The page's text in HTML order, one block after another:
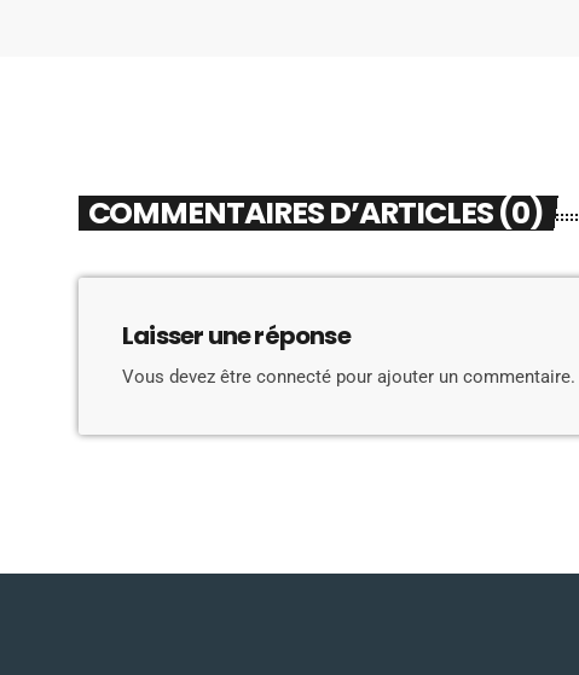
COMMENTAIRES D’ARTICLES (0)
Laisser une réponse
Vous devez être connecté pour ajouter un commentaire.